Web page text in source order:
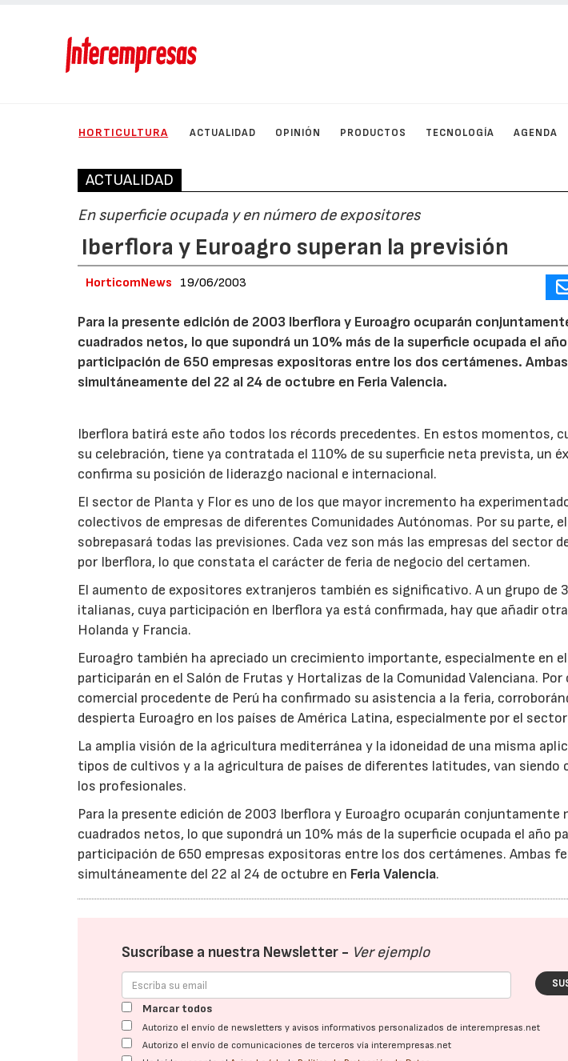
HORTICULTURA ACTUALIDAD OPINIÓN PRODUCTOS TECNOLOGÍA AGENDA
ACTUALIDAD
En superficie ocupada y en número de expositores
Iberflora y Euroagro superan la previsión
HorticomNews 19/06/2003
Para la presente edición de 2003 Iberflora y Euroagro ocuparán
cuadrados netos, lo que supondrá un 10% más de la superficie ocupada el
participación de 650 empresas expositoras entre los dos certámenes.
simultáneamente del 22 al 24 de octubre en Feria Valencia.
Iberflora batirá este año todos los récords precedentes. En estos momentos,
su celebración, tiene ya contratada el 110% de su superficie neta prevista, un
confirma su posición de liderazgo nacional e internacional.
El sector de Planta y Flor es uno de los que mayor incremento ha
colectivos de empresas de diferentes Comunidades Autónomas. Por su parte,
sobrepasará todas las previsiones. Cada vez son más las empresas del sector
por Iberflora, lo que constata el carácter de feria de negocio del certamen.
El aumento de expositores extranjeros también es significativo. A un grupo de
italianas, cuya participación en Iberflora ya está confirmada, hay que añadir
Holanda y Francia.
Euroagro también ha apreciado un crecimiento importante, especialmente en
participarán en el Salón de Frutas y Hortalizas de la Comunidad Valenciana.
comercial procedente de Perú ha confirmado su asistencia a la feria,
despierta Euroagro en los países de América Latina, especialmente por el
La amplia visión de la agricultura mediterránea y la idoneidad de una misma
tipos de cultivos y a la agricultura de países de diferentes latitudes, van siendo
los profesionales.
Para la presente edición de 2003 Iberflora y Euroagro ocuparán conjuntamente
cuadrados netos, lo que supondrá un 10% más de la superficie ocupada el año
participación de 650 empresas expositoras entre los dos certámenes. Ambas
simultáneamente del 22 al 24 de octubre en Feria Valencia.
Suscríbase a nuestra Newsletter - Ver ejemplo
Marcar todos
Autorizo el envío de newsletters y avisos informativos personalizados de interempresas.net
Autorizo el envío de comunicaciones de terceros vía interempresas.net